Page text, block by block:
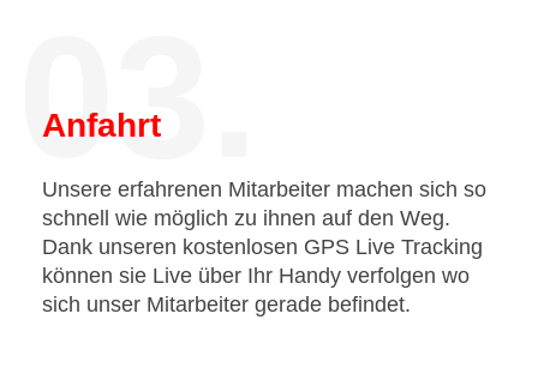
03.
Anfahrt
Unsere erfahrenen Mitarbeiter machen sich so
schnell wie möglich zu ihnen auf den Weg.
Dank unseren kostenlosen GPS Live Tracking
können sie Live über Ihr Handy verfolgen wo
sich unser Mitarbeiter gerade befindet.